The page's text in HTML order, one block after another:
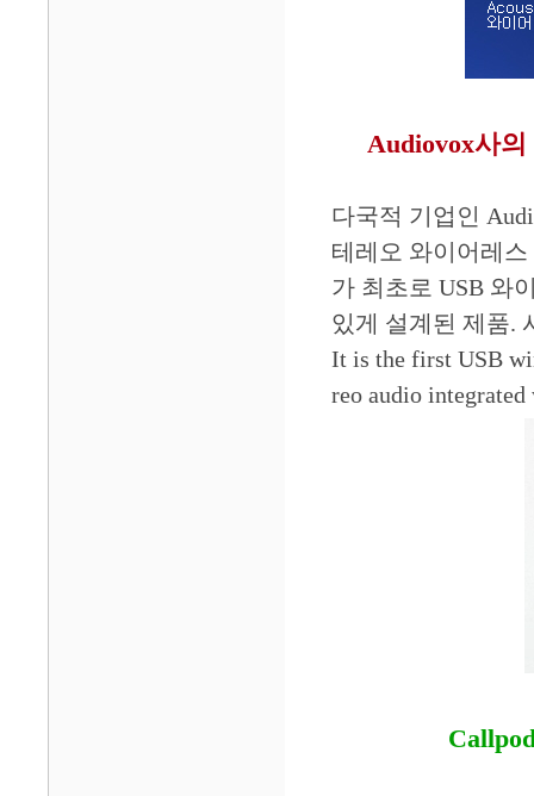
Audiovox사
다국적 기업인
테레오 와이어레스
가 최초로 USB 와
있게 설계된 제품.
It is the first USB
reo audio